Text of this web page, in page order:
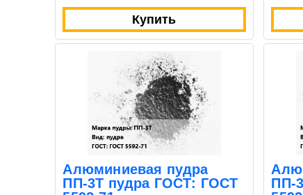
Купить
Алюминиевая пудра
ПП-3Т пудра ГОСТ: ГОСТ
ПП-